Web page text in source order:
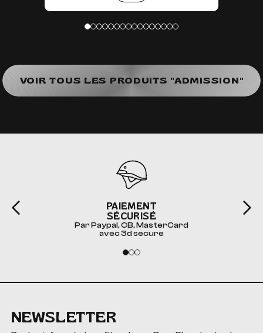
VOIR TOUS LES PRODUITS "ADMISSION"
PAIEMENT
SÉCURISÉ
Par Paypal, CB, MasterCard
avec 3d secure
NEWSLETTER